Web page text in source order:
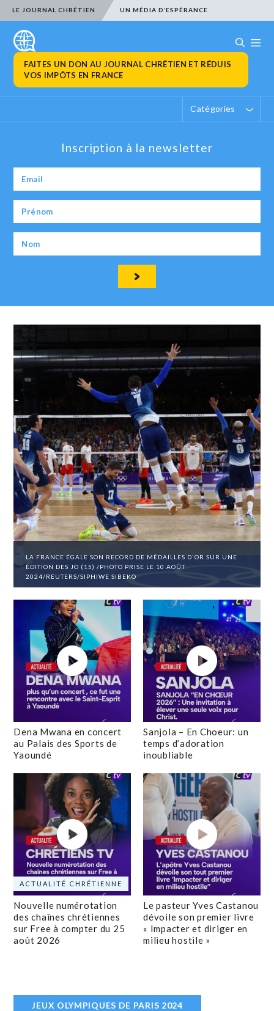
LE JOURNAL CHRÉTIEN UN MÉDIA D’ESPÉRANCE
FAITES UN DON AU JOURNAL CHRÉTIEN ET RÉDUIS
VOS IMPÔTS EN FRANCE
Catégories
Inscription à la newsletter
LA FRANCE ÉGALE SON RECORD DE MÉDAILLES D'OR SUR UNE
ÉDITION DES JO (15) /PHOTO PRISE LE 10 AOÛT
2024/REUTERS/SIPHIWE SIBEKO
Dena Mwana en concert
au Palais des Sports de
Yaoundé
Sanjola – En Choeur: un
temps d’adoration
inoubliable
ACTUALITÉ CHRÉTIENNE
Nouvelle numérotation
des chaînes chrétiennes
sur Free à compter du 25
août 2026
Le pasteur Yves Castanou
dévoile son premier livre
« Impacter et diriger en
milieu hostile »
JEUX OLYMPIQUES DE PARIS 2024